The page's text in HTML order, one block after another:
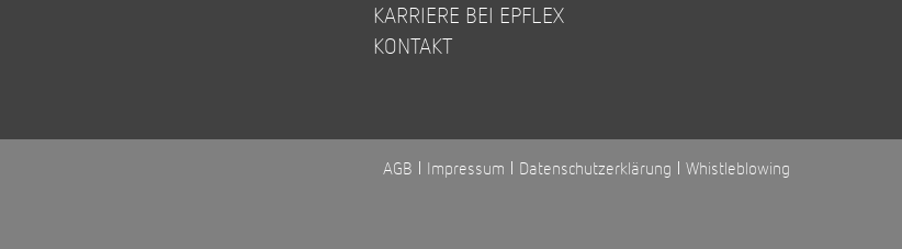
KARRIERE BEI EPFLEX
KONTAKT
AGB Impressum Datenschutzerklärung Whistleblowing